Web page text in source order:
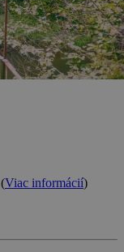
(Viac informácií)